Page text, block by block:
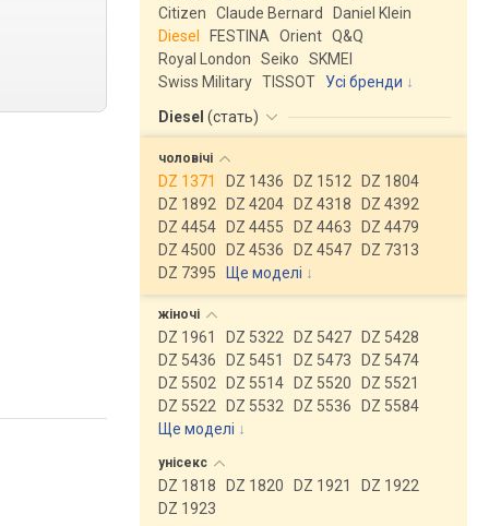
Citizen
Claude Bernard
Daniel Klein
Diesel
FESTINA Orient Q&Q
Royal London
Seiko
SKMEI
Swiss Military TISSOT
Усі бренди
Diesel (стать)
чоловічі
DZ 1371 DZ 1436 DZ 1512
DZ 1804
DZ 1892
DZ 4204 DZ 4318
DZ 4392
DZ 4454
DZ 4455 DZ 4463
DZ 4479
DZ 4500
DZ 4536 DZ 4547
DZ 7313
DZ 7395
Ще моделі ↓
жіночі
DZ 1961 DZ 5322 DZ 5427
DZ 5428
DZ 5436
DZ 5451 DZ 5473
DZ 5474
DZ 5502
DZ 5514 DZ 5520
DZ 5521
DZ 5522
DZ 5532 DZ 5536
DZ 5584
Ще моделі ↓
унісекс
DZ 1818 DZ 1820 DZ 1921
DZ 1922
DZ 1923